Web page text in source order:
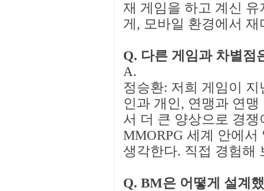
재 게임을 하고 계신
게, 모바일 환경에서
Q. 다른 게임과 차별점
A.
정승환: 저희 게임이
인과 개인, 연맹과 연
서 더 큰 양상으로 경
MMORPG 세계 안에
생각한다. 직접 경험해
Q. BM은 어떻게 설계